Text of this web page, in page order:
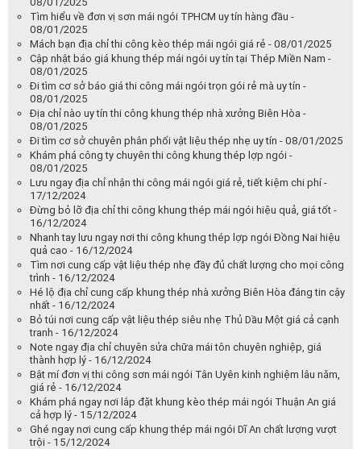
Tìm hiểu về đơn vị sơn mái ngói TPHCM uy tín hàng đầu -
08/01/2025
Mách bạn địa chỉ thi công kèo thép mái ngói giá rẻ - 08/01/2025
Cập nhật báo giá khung thép mái ngói uy tín tại Thép Miền Nam -
08/01/2025
Đi tìm cơ sở báo giá thi công mái ngói trọn gói rẻ mà uy tín -
08/01/2025
Địa chỉ nào uy tín thi công khung thép nhà xưởng Biên Hòa -
08/01/2025
Đi tìm cơ sở chuyên phân phối vật liệu thép nhẹ uy tín - 08/01/2025
Khám phá công ty chuyên thi công khung thép lợp ngói -
08/01/2025
Lưu ngay địa chỉ nhận thi công mái ngói giá rẻ, tiết kiệm chi phí -
17/12/2024
Đừng bỏ lỡ địa chỉ thi công khung thép mái ngói hiệu quả, giá tốt -
16/12/2024
Nhanh tay lưu ngay nơi thi công khung thép lợp ngói Đồng Nai hiệu
quả cao - 16/12/2024
Tìm nơi cung cấp vật liệu thép nhẹ đầy đủ chất lượng cho mọi công
trình - 16/12/2024
Hé lộ địa chỉ cung cấp khung thép nhà xưởng Biên Hòa đáng tin cậy
nhất - 16/12/2024
Bỏ túi nơi cung cấp vật liệu thép siêu nhẹ Thủ Dầu Một giá cả cạnh
tranh - 16/12/2024
Note ngay địa chỉ chuyên sửa chữa mái tôn chuyên nghiệp, giá
thành hợp lý - 16/12/2024
Bật mí đơn vị thi công sơn mái ngói Tân Uyên kinh nghiệm lâu năm,
giá rẻ - 16/12/2024
Khám phá ngay nơi lắp đặt khung kèo thép mái ngói Thuận An giá
cả hợp lý - 15/12/2024
Ghé ngay nơi cung cấp khung thép mái ngói Dĩ An chất lượng vượt
trội - 15/12/2024